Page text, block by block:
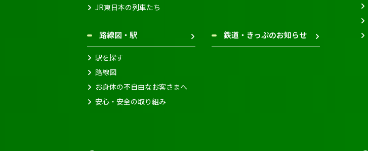
JR東日本の列車たち
路線図・駅
駅を探す
路線図
お身体の不自由なお客さまへ
安心・安全の取り組み
鉄道・きっぷのお知らせ